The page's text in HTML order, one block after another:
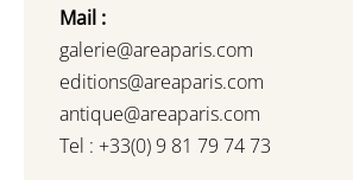
Mail :
galerie@areaparis.com
editions@areaparis.com
antique@areaparis.com
Tel : +33(0) 9 81 79 74 73